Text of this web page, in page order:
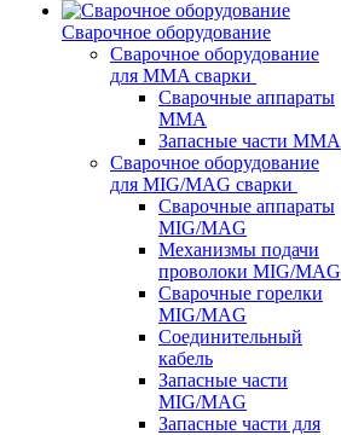
Сварочное оборудование
Сварочное оборудование
для MMA сварки
Сварочные аппараты
MMA
Запасные части MMA
Сварочное оборудование
для MIG/MAG сварки
Сварочные аппараты
MIG/MAG
Механизмы подачи
проволоки MIG/MAG
Сварочные горелки
MIG/MAG
Соединительный
кабель
Запасные части
MIG/MAG
Запасные части для